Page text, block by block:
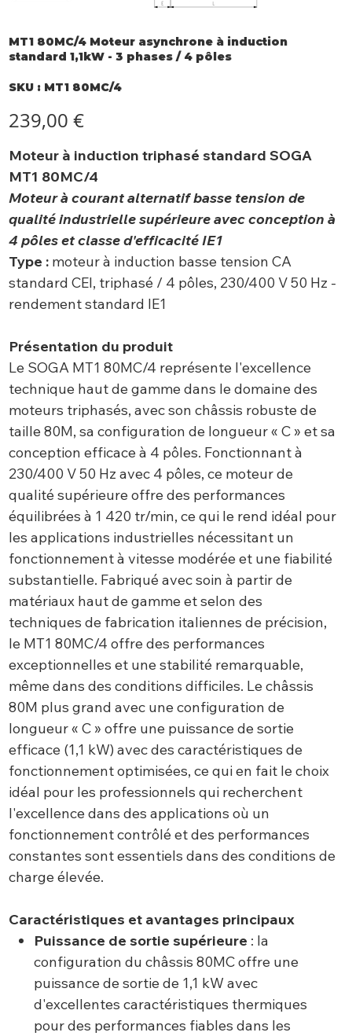
MT1 80MC/4 Moteur asynchrone à induction
standard 1,1kW - 3 phases / 4 pôles
SKU : SKU
MT1
MT1 80MC/4
239,00 €
Moteur à induction triphasé standard SOGA
MT1 80MC/4
Moteur à courant alternatif basse tension de
qualité industrielle supérieure avec conception à
4 pôles et classe d'efficacité IE1
Type :moteur à induction basse tension CA
standard CEI, triphasé / 4 pôles, 230/400 V 50 Hz -
rendement standard IE1
Présentation du produit
Le SOGA MT1 80MC/4 représente l'excellence
technique haut de gamme dans le domaine des
moteurs triphasés, avec son châssis robuste de
taille 80M, sa configuration de longueur « C » et sa
conception efficace à 4 pôles. Fonctionnant à
230/400 V 50 Hz avec 4 pôles, ce moteur de
qualité supérieure offre des performances
équilibrées à 1 420 tr/min, ce qui le rend idéal pour
les applications industrielles nécessitant un
fonctionnement à vitesse modérée et une fiabilité
substantielle. Fabriqué avec soin à partir de
matériaux haut de gamme et selon des
techniques de fabrication italiennes de précision,
le MT1 80MC/4 offre des performances
exceptionnelles et une stabilité remarquable,
même dans des conditions difficiles. Le châssis
80M plus grand avec une configuration de
longueur « C » offre une puissance de sortie
efficace (1,1 kW) avec des caractéristiques de
fonctionnement optimisées, ce qui en fait le choix
idéal pour les professionnels qui recherchent
l'excellence dans des applications où un
fonctionnement contrôlé et des performances
constantes sont essentiels dans des conditions de
charge élevée.
Caractéristiques et avantages principaux
Puissance de sortie supérieure : la
configuration du châssis 80MC offre une
puissance de sortie de 1,1 kW avec
d'excellentes caractéristiques thermiques
pour des performances fiables dans les